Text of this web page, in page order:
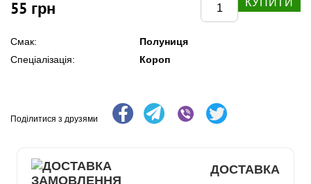
55 грн КУПИТИ
Смак: Полуниця
Спеціалізація: Короп
Поділитися з друзями
ДОСТАВКА